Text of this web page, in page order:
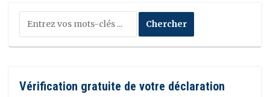
Vérification gratuite de votre déclaration